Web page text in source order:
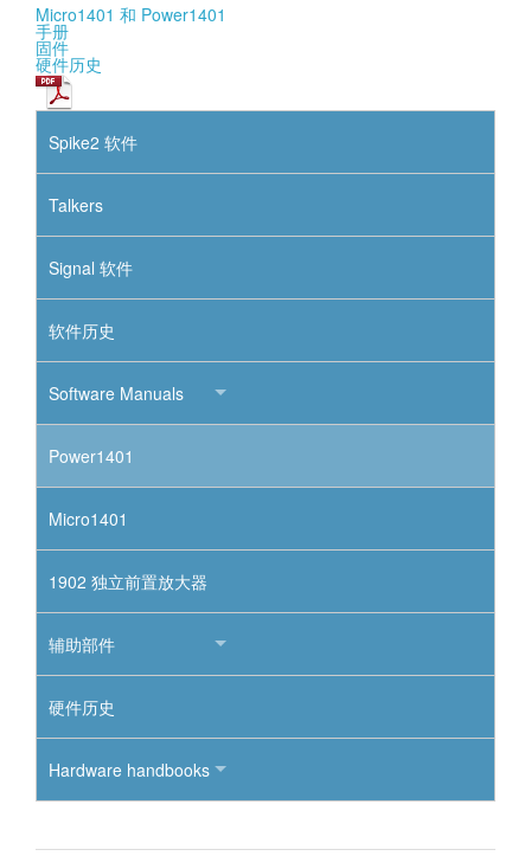
Micro1401 和 Power1401
手册
固件
硬件历史
Spike2 软件
Talkers
Signal 软件
软件历史
Software Manuals
Power1401
Micro1401
1902 独立前置放大器
辅助部件
硬件历史
Hardware handbooks